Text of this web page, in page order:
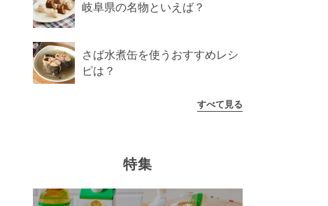
岐阜県の名物といえば？
さば水煮缶を使うおすすめレシ
ピは？
すべて見る
特集